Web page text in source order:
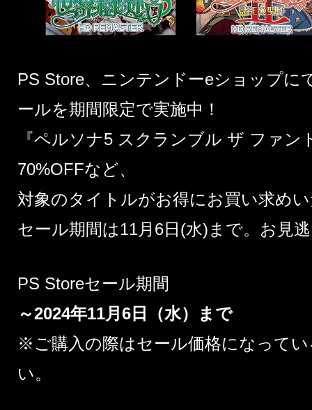
PS Store、ニンテンドーeショップに
ールを期間限定で実施中！
『ペルソナ5 スクランブル ザ ファ
70%OFFなど、
対象のタイトルがお得にお買い求め
セール期間は11月6日(水)まで。お見
PS Storeセール期間
～2024年11月6日（水）まで
※ご購入の際はセール価格になって
い。